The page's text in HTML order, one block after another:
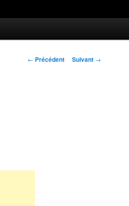
Navigation
← Précédent Suivant →